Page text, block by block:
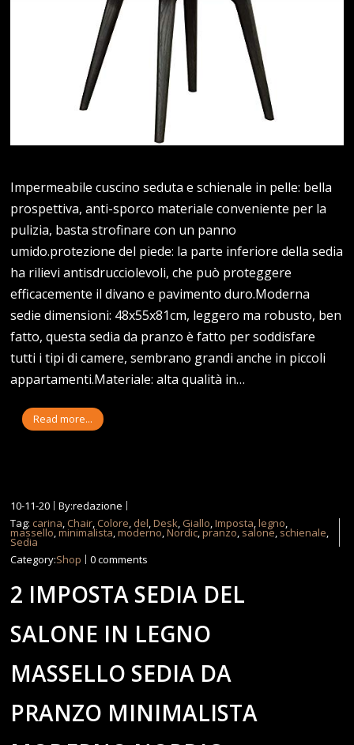
Impermeabile cuscino seduta e schienale in pelle: bella
prospettiva, anti-sporco materiale conveniente per la
pulizia, basta strofinare con un panno
umido.protezione del piede: la parte inferiore della sedia
ha rilievi antisdrucciolevoli, che può proteggere
efficacemente il divano e pavimento duro.Moderna
sedie dimensioni: 48x55x81cm, leggero ma robusto, ben
fatto, questa sedia da pranzo è fatto per soddisfare
tutti i tipi di camere, sembrano grandi anche in piccoli
appartamenti.Materiale: alta qualità in…
Read more...
10-11-20
By:redazione
Tag: carina, Chair, Colore, del,Desk, Giallo,Imposta,legno,
massello,minimalista,moderno,Nordic,pranzo, salone, schienale,
Sedia
Category:Shop 0 comments
2 IMPOSTA SEDIA DEL
SALONE IN LEGNO
MASSELLO SEDIA DA
PRANZO MINIMALISTA